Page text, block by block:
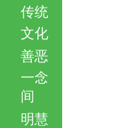
传统
文化
善恶
一念
间
明慧